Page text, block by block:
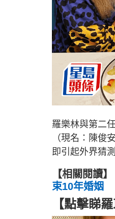
羅樂林與第二
（現名：陳俊
即引起外界猜
【相關閱讀】
束10年婚姻
【點擊睇